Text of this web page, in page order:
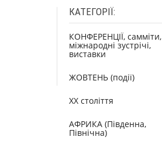
КАТЕГОРІЇ:
КОНФЕРЕНЦІЇ, самміти,
міжнародні зустрічі,
виставки
ЖОВТЕНЬ (події)
XX століття
АФРИКА (Південна,
Північна)